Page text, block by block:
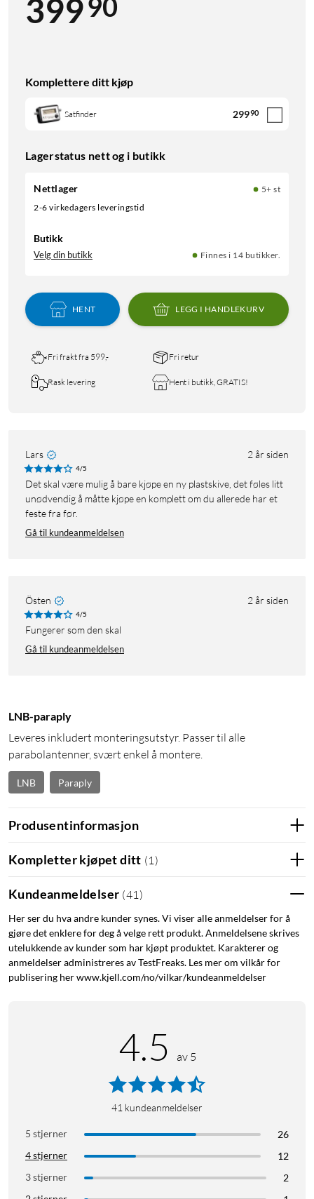
399
Komplettere ditt kjøp
Satfinder 29990
Lagerstatus nett og i butikk
Nettlager
5+ st
2-6 virkedagers leveringstid
Butikk
Velg din butikk Finnes i 14 butikker.
HENT LEGG I HANDLEKURV
Fri frakt fra 599,- Fri retur
Rask levering Hent i butikk, GRATIS!
Lars 2 år siden
4/5
Det skal være mulig å bare kjøpe en ny plastskive, det føles litt
unødvendig å måtte kjøpe en komplett om du allerede har et
feste fra før.
Gå til kundeanmeldelsen
Östen 2 år siden
4/5
Fungerer som den skal
Gå til kundeanmeldelsen
LNB-paraply
Leveres inkludert monteringsutstyr. Passer til alle
parabolantenner, svært enkel å montere.
LNB Paraply
Produsentinformasjon
Kompletter kjøpet ditt (1 )
Kundeanmeldelser (41 )
Her ser du hva andre kunder synes. Vi viser alle anmeldelser for å
gjøre det enklere for deg å velge rett produkt. Anmeldelsene skrives
utelukkende av kunder som har kjøpt produktet. Karakterer og
anmeldelser administreres av TestFreaks. Les mer om vilkår for
publisering her www.kjell.com/no/vilkar/kundeanmeldelser
4.5 av 5
41 kundeanmeldelser
5 stjerner
26
4 stjerner
12
3 stjerner
2